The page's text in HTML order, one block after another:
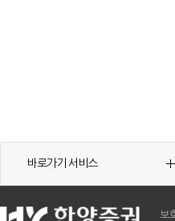
바로가기 서비스
보